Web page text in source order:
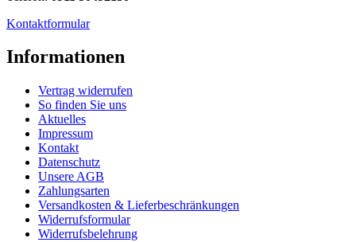
Kontaktformular
Informationen
Vertrag widerrufen
So finden Sie uns
Aktuelles
Impressum
Kontakt
Datenschutz
Unsere AGB
Zahlungsarten
Versandkosten & Lieferbeschränkungen
Widerrufsformular
Widerrufsbelehrung